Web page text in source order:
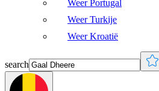
Weer Portugal
Weer Turkije
Weer Kroatië
search